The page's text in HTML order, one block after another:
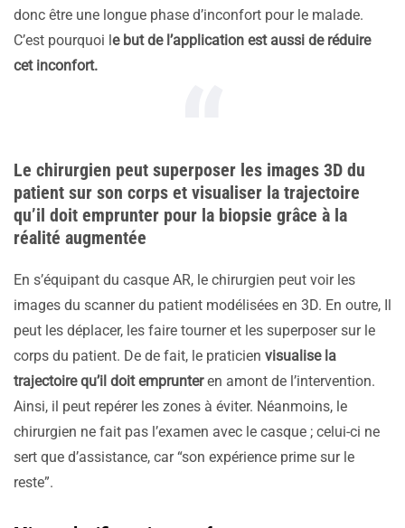
donc être une longue phase d’inconfort pour le malade.
C’est pourquoi le but de l’application est aussi de réduire
cet inconfort.
Le chirurgien peut superposer les images 3D du
patient sur son corps et visualiser la trajectoire
qu’il doit emprunter pour la biopsie grâce à la
réalité augmentée
En s’équipant du casque AR, le chirurgien peut voir les
images du scanner du patient modélisées en 3D. En outre, Il
peut les déplacer, les faire tourner et les superposer sur le
corps du patient. De de fait, le praticien visualise la
trajectoire qu’il doit emprunteren amont de l’intervention.
Ainsi, il peut repérer les zones à éviter. Néanmoins, le
chirurgien ne fait pas l’examen avec le casque ; celui-ci ne
sert que d’assistance, car “son expérience prime sur le
reste”.